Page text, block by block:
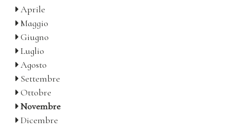
Aprile
Maggio
Giugno
Luglio
Agosto
Settembre
Ottobre
Novembre
Dicembre